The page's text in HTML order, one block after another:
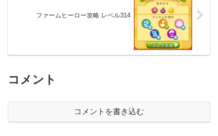
ファームヒーロー攻略 レベル314
コメント
コメントを書き込む